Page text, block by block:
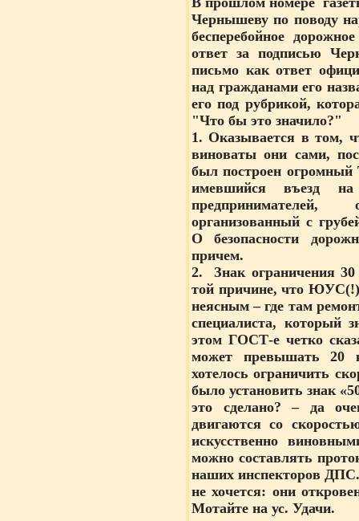
Чернышеву по поводу
бесперебойное
ответ за подписью
письмо как ответ
над гражданами его
его под рубрикой,
"Что бы это значило?"
1. Оказывается в том,
виноваты они сами,
был построен
имевшийся въезд
организованный с
О безопасности
причем.
2. Знак ограничения
той причине, что ЮУС(!)
неясным – где там
специалиста, который
этом ГОСТ-е четко
может превышать 20
хотелось ограничить
было установить знак
это сделано? – да
двигаются со
искусственно
можно составлять
наших инспекторов
не хочется: они
Мотайте на ус. Удачи.